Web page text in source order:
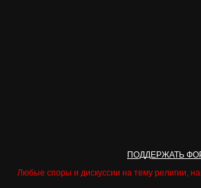
ПОДДЕРЖАТЬ
Любые споры и дискуссии на тему религии,